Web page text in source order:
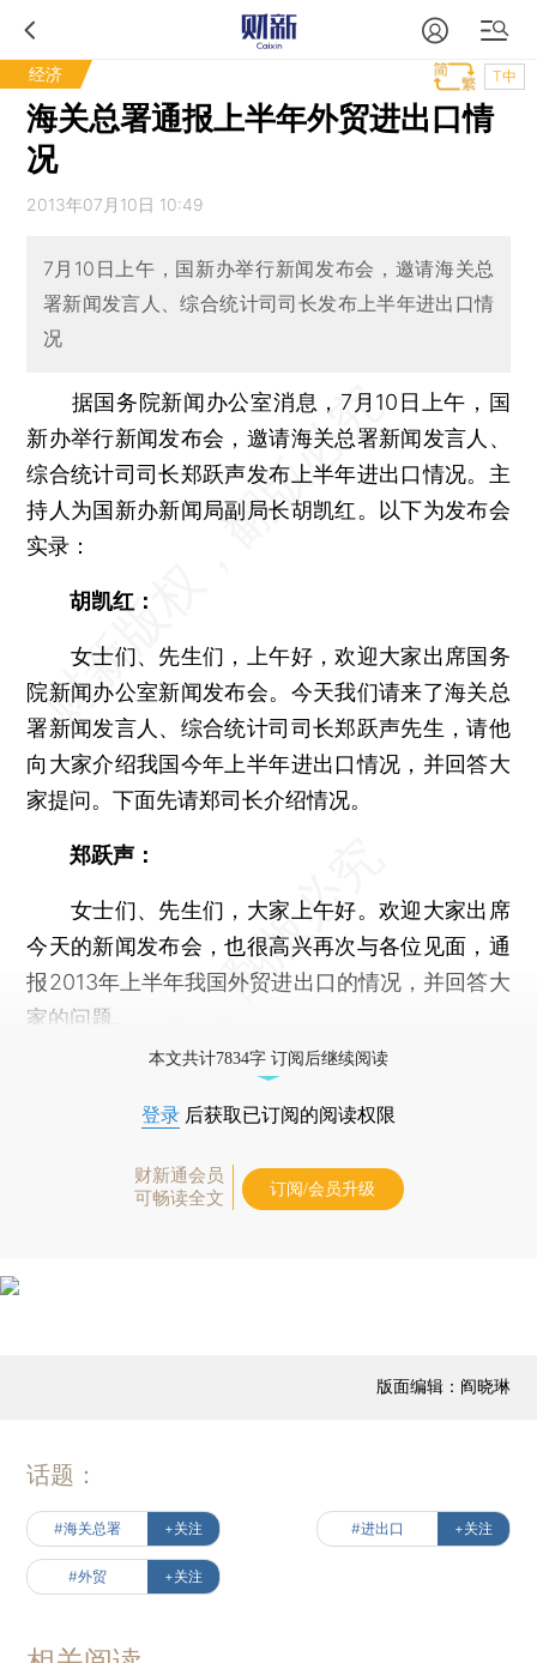
经济 T中
海关总署通报上半年外贸进出口情
况
2013年07月10日 10:49
7月10日上午，国新办举行新闻发布会，邀请海关总
署新闻发言人、综合统计司司长发布上半年进出口情
况
据国务院新闻办公室消息，7月10日上午，国
新办举行新闻发布会，邀请海关总署新闻发言人、
综合统计司司长郑跃声发布上半年进出口情况。主
持人为国新办新闻局副局长胡凯红。以下为发布会
实录：
胡凯红：
女士们、先生们，上午好，欢迎大家出席国务
院新闻办公室新闻发布会。今天我们请来了海关总
署新闻发言人、综合统计司司长郑跃声先生，请他
向大家介绍我国今年上半年进出口情况，并回答大
家提问。下面先请郑司长介绍情况。
郑跃声：
女士们、先生们，大家上午好。欢迎大家出席
今天的新闻发布会，也很高兴再次与各位见面，通
报2013年上半年我国外贸进出口的情况，并回答大
家的问题。
本文共计7834字 订阅后继续阅读
登录 后获取已订阅的阅读权限
财新通会员
可畅读全文
订阅/会员升级
版面编辑：阎晓琳
话题：
#海关总署 +关注 #进出口 +关注
#外贸 +关注